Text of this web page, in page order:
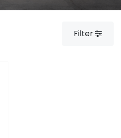
Filter